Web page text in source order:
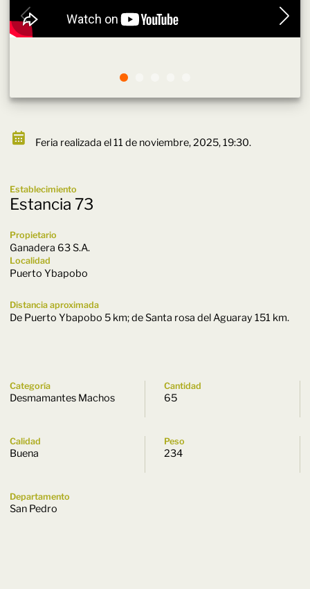
Feria realizada el 11 de noviembre, 2025, 19:30.
Establecimiento
Estancia 73
Propietario
Ganadera 63 S.A.
Localidad
Puerto Ybapobo
Distancia aproximada
De Puerto Ybapobo 5 km; de Santa rosa del Aguaray 151 km.
Categoría
Desmamantes Machos
Cantidad
65
Calidad
Buena
Peso
234
Departamento
San Pedro